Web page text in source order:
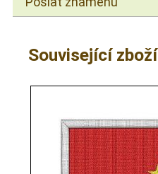
Související zboží